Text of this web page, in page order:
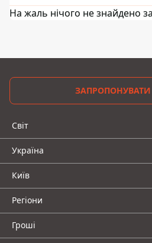
На жаль нічого не знайдено
Світ
Україна
Київ
Регіони
Гроші